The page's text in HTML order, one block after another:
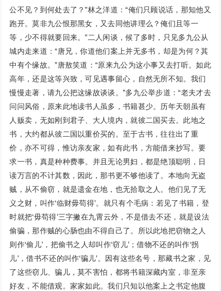
公不见？到何处去了？”林之洋道：“俺们只顾说话，那知他又
跑开。莫非九公恨那黑女，又去同他讲理么？俺们且等一
等，少不得就要回来。”二人闲谈，候了多时，只见多九公从
城内走来道：“唐兄，你道他们案上并无多书，却是为何？其
中有个缘故。”唐敖笑道：“原来九公为这小事又去打听。如此
高年，还是这等兴致，可见遇事留心，自然无所不知。我们
慢慢走著，请九公把这缘故谈谈。”多九公举步道：“老夫才去
问问风俗，原来此地读书人虽多，书籍甚少。历年天朝虽有
人贩卖，无如刚到君子、大人境内，就彼二国买去。此地之
书，大约都从彼二国以重价买的。至于古书，往往出了重
价，亦不可得，惟访亲友家，如有此书，方能借来抄写。要
求一书，真是种种费事。并且无论男妇，都是绝顶聪明，日
读万言的不计其数，因此，那书更不够他读了。本地向无盗
贼，从不偷窃，就是遗金在地，也无拾取之人。他们见了无
义之财，叫作‘临财毋苟得’。就只有个毛病：若见了书籍，登
时就把‘毋苟得’三字撇在九霄云外，不是借去不还，就是设法
偷骗，那作贼的心肠也由不得自己了。所以此地把窃物之人
则作‘偷儿’，把偷书之人却叫作‘窃儿’；借物不还的叫作‘拐
儿’，借书不还的叫作‘骗儿’。因有这些名号，那藏书之家，见
了这些窃儿、骗儿，莫不害怕，都将书籍深藏内室，非至亲
好友，不能借观。家家如此。我们只知以他案上之书定他腹